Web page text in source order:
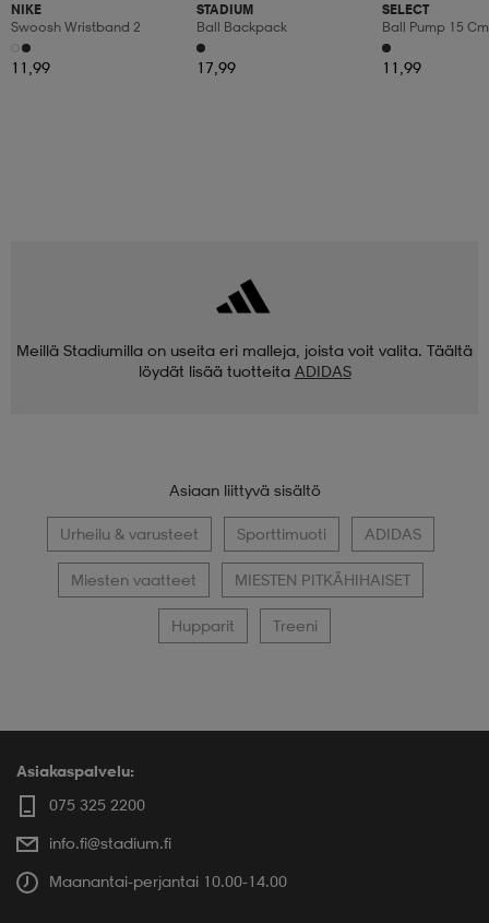
NIKE
Swoosh Wristband 2
11,99
STADIUM
Ball Backpack
17,99
SELECT
Ball Pump 15
Hose
11,99
Meillä Stadiumilla on useita eri malleja, joista voit valita. Täältä
löydät lisää tuotteita ADIDAS
Asiaan liittyvä sisältö
Urheilu & varusteet Sporttimuoti ADIDAS
Miesten vaatteet MIESTEN PITKÄHIHAISET
Hupparit Treeni
Asiakaspalvelu:
075 325 2200
info.fi@stadium.fi
Maanantai-perjantai 10.00-14.00